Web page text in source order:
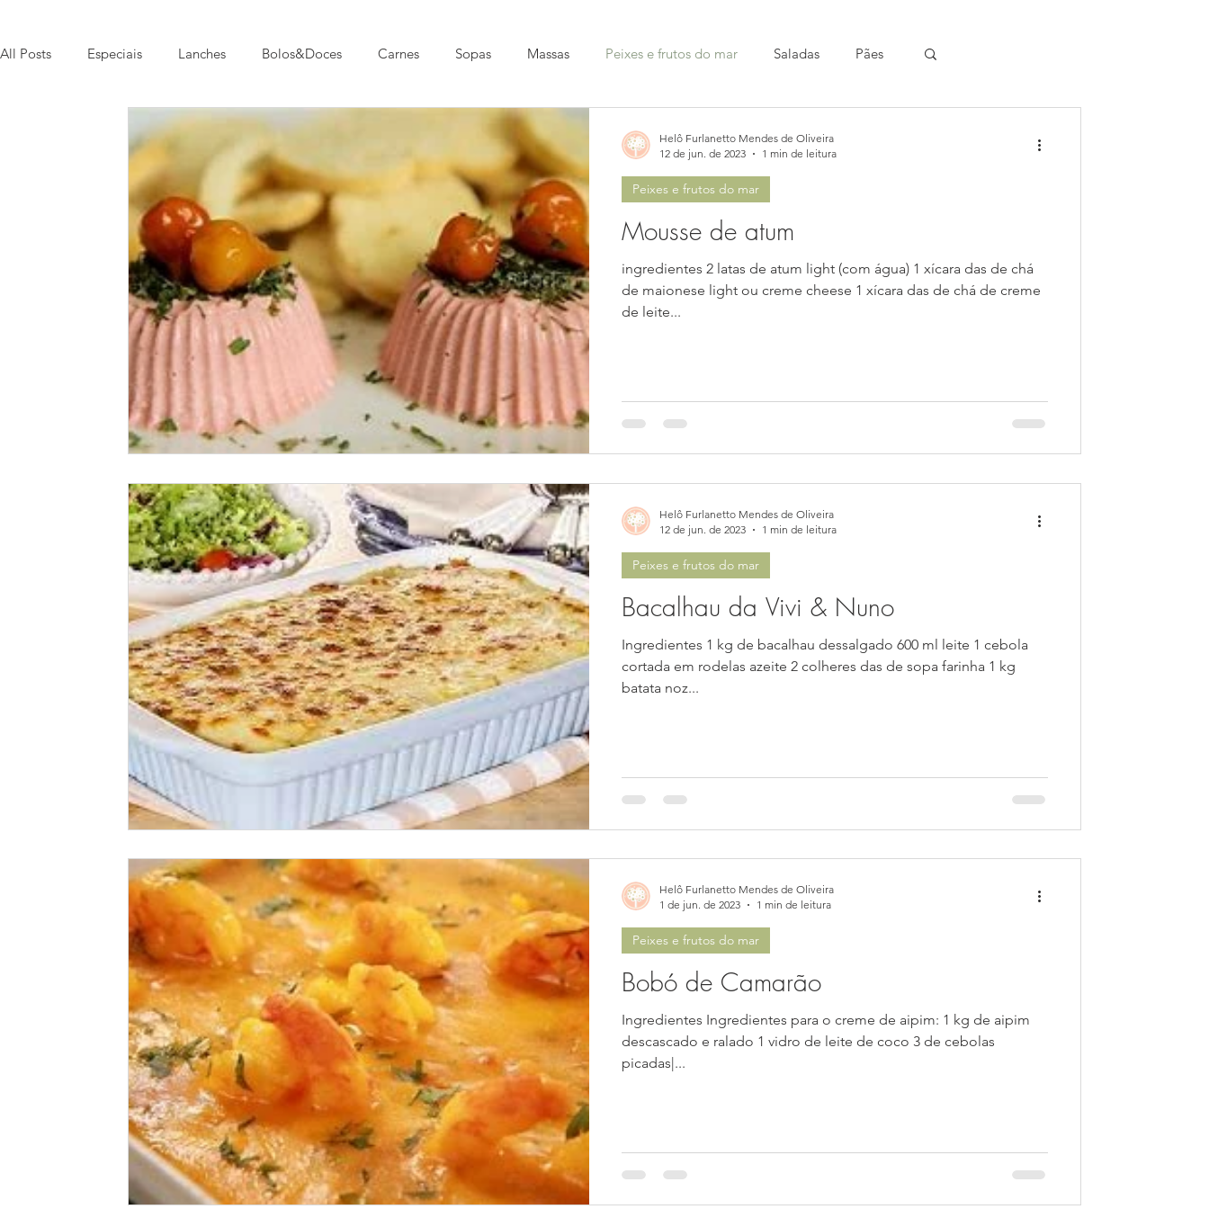
All Posts Especiais Lanches Bolos&Doces Carnes Sopas Massas Peixes e frutos do mar Saladas Pães
Mousse de atum
ingredientes 2 latas de atum light (com água) 1 xícara das de chá
de maionese light ou creme cheese 1 xícara das de chá de creme
de leite...
Peixes e frutos do mar
Helô Furlanetto Mendes de Oliveira
12 de jun. de 2023
1 min de leitura
Bacalhau da Vivi & Nuno
Ingredientes 1 kg de bacalhau dessalgado 600 ml leite 1 cebola
cortada em rodelas azeite 2 colheres das de sopa farinha 1 kg
batata noz...
Peixes e frutos do mar
Helô Furlanetto Mendes de Oliveira
12 de jun. de 2023
1 min de leitura
Bobó de Camarão
Ingredientes Ingredientes para o creme de aipim: 1 kg de aipim
descascado e ralado 1 vidro de leite de coco 3 de cebolas
picadas|...
Peixes e frutos do mar
Helô Furlanetto Mendes de Oliveira
1 de jun. de 2023
1 min de leitura